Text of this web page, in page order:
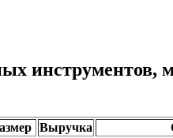
инструментов,
Выручка